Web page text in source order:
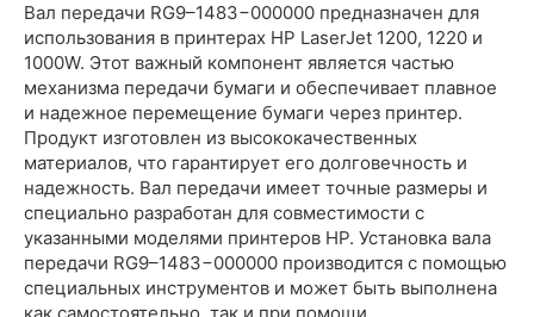
Вал передачи RG9–1483−000000 предназначен для
использования в принтерах HP LaserJet 1200, 1220 и
1000W. Этот важный компонент является частью
механизма передачи бумаги и обеспечивает плавное
и надежное перемещение бумаги через принтер.
Продукт изготовлен из высококачественных
материалов, что гарантирует его долговечность и
надежность. Вал передачи имеет точные размеры и
специально разработан для совместимости с
указанными моделями принтеров HP. Установка вала
передачи RG9–1483−000000 производится с помощью
специальных инструментов и может быть выполнена